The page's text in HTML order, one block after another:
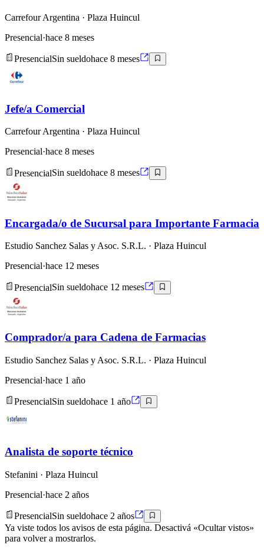
Carrefour Argentina · Plaza Huincul
Presencial·hace 8 meses
PresencialSin sueldohace 8 meses
Jefe/a Comercial
Carrefour Argentina · Plaza Huincul
Presencial·hace 8 meses
PresencialSin sueldohace 8 meses
Encargada/o de Sucursal para Importante Farmacia
Estudio Sanchez Salas y Asoc. S.R.L. · Plaza Huincul
Presencial·hace 12 meses
PresencialSin sueldohace 12 meses
Comprador/a para Cadena de Farmacias
Estudio Sanchez Salas y Asoc. S.R.L. · Plaza Huincul
Presencial·hace 1 año
PresencialSin sueldohace 1 año
Analista de soporte técnico
Stefanini · Plaza Huincul
Presencial·hace 2 años
PresencialSin sueldohace 2 años
Ya viste todos los avisos de esta página. Desactivá «Ocultar vistos»
para volver a mostrarlos.